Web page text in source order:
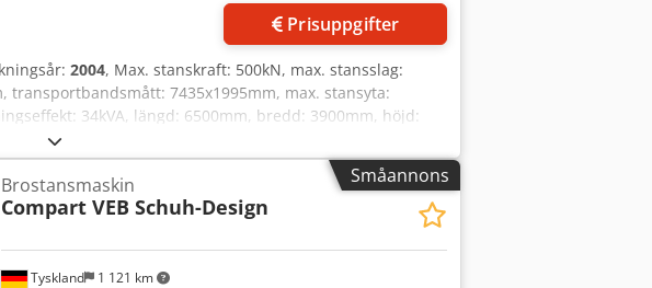
Prisuppgifter
2004, Max. stanskraft: 500kN, max. stansslag:
transportbandsmått: 7435x1995mm, max. stansyta:
34kVA, längd: 6500mm, bredd: 3900mm, höjd:
med dokumentation. Med utsug, roterande verktyg
Maskinen har underhållits regelbundet,
PC-styrning. Visning på plats möjlig. Cedpfx Anjw Sxyfsijrf
Småannons
Tyskland 1 121 km
Brostansmaskin
Compart VEB Schuh-Design